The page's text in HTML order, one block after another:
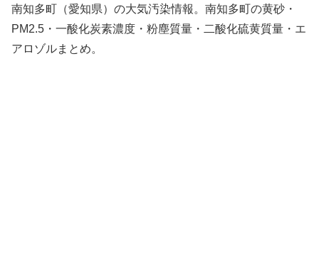
南知多町（愛知県）の大気汚染情報。南知多町の黄砂・
PM2.5・一酸化炭素濃度・粉塵質量・二酸化硫黄質量・エ
アロゾルまとめ。